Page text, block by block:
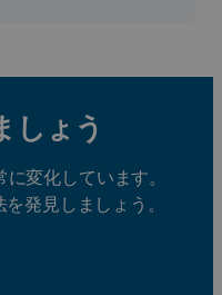
しょう
変化しています。
発見しましょう。